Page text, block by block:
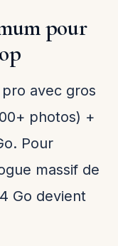
pour
avec gros
photos) +
Pour
massif de
Go devient